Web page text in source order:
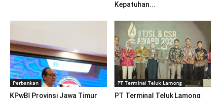
Kepatuhan...
Perbankan
KPwBI Provinsi Jawa Timur
PT Terminal Teluk Lamong
PT Terminal Teluk Lamong